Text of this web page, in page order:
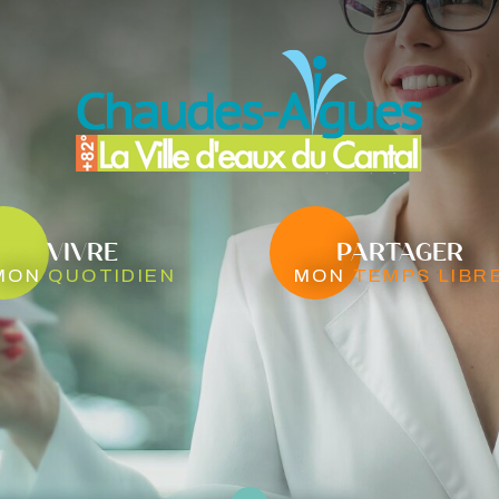
VIVRE
quotidien
PARTAGER
mon temps